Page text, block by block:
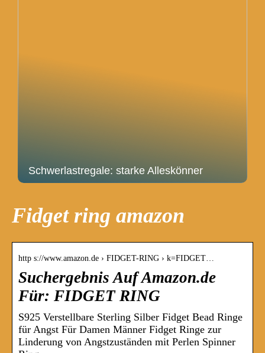
Schwerlastregale: starke Alleskönner
Fidget ring amazon
http s://www.amazon.de › FIDGET-RING › k=FIDGET…
Suchergebnis Auf Amazon.de
Für: FIDGET RING
S925 Verstellbare Sterling Silber Fidget Bead Ringe
für Angst Für Damen Männer Fidget Ringe zur
Linderung von Angstzuständen mit Perlen Spinner